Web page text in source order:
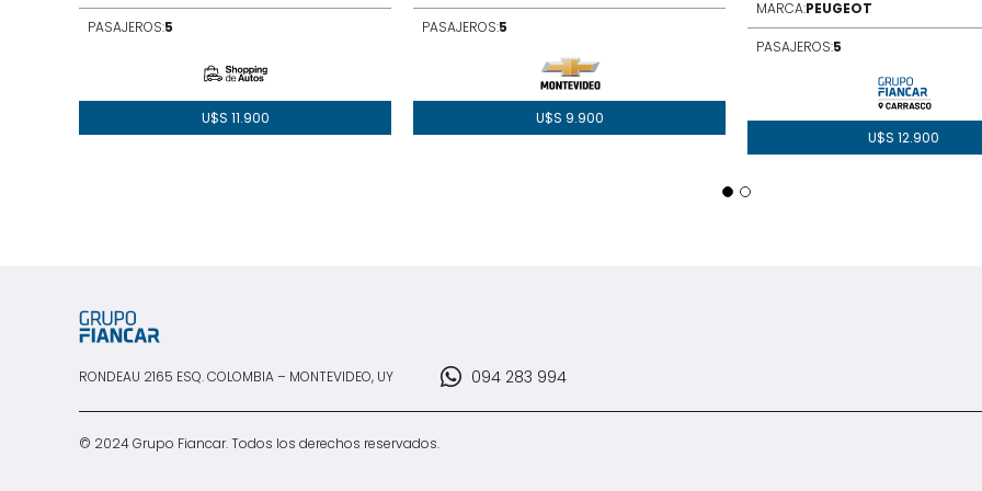
PASAJEROS:5
U$S 11.900
PASAJEROS:5
U$S 9.900
MARCA:PEUGEOT
PASAJEROS:5
U$S 12.900
RONDEAU 2165 ESQ. COLOMBIA – MONTEVIDEO, UY 094 283 994
© 2024 Grupo Fiancar. Todos los derechos reservados.